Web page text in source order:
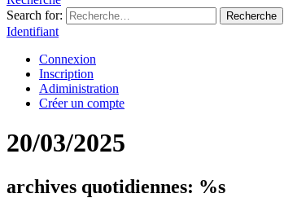
Search for:
Recherche
Identifiant
Connexion
Inscription
Adiministration
Créer un compte
20/03/2025
archives quotidiennes: %s